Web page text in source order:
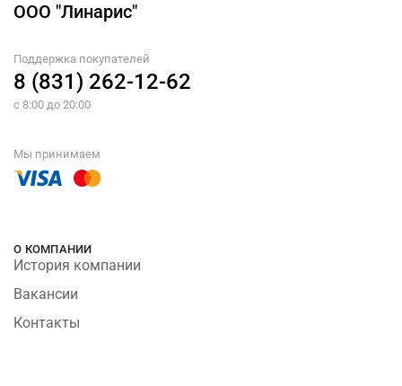
ООО "Линарис"
Поддержка покупателей
8 (831) 262-12-62
с 8:00 до 20:00
Мы принимаем
О КОМПАНИИ
История компании
Вакансии
Контакты